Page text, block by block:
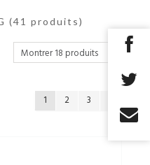
(41 produits)
1 2 3